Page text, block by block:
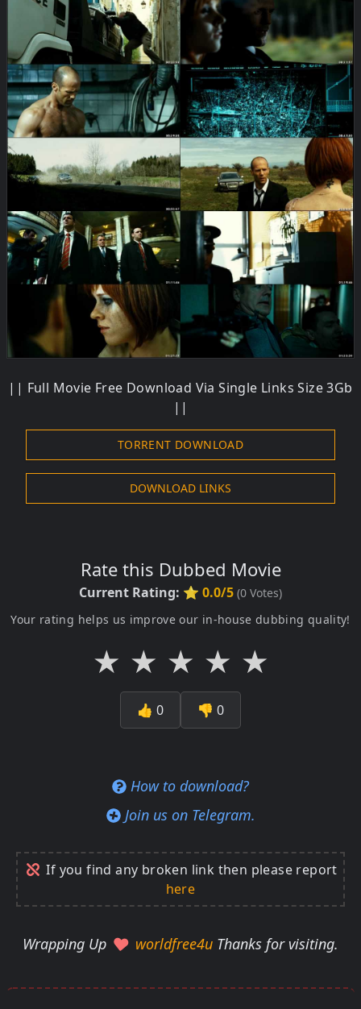
|| Full Movie Free Download Via Single Links Size 3Gb
||
TORRENT DOWNLOAD
DOWNLOAD LINKS
Rate this Dubbed Movie
Current Rating: ⭐ 0.0/5 (0 Votes)
Your rating helps us improve our in-house dubbing quality!
★ ★ ★ ★ ★
👍 0 👎 0
How to download?
Join us on Telegram.
If you find any broken link then please report
here
Wrapping Up worldfree4u Thanks for visiting.